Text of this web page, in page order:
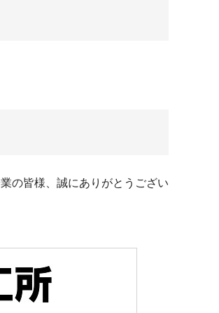
の皆様、誠にありがとうござい